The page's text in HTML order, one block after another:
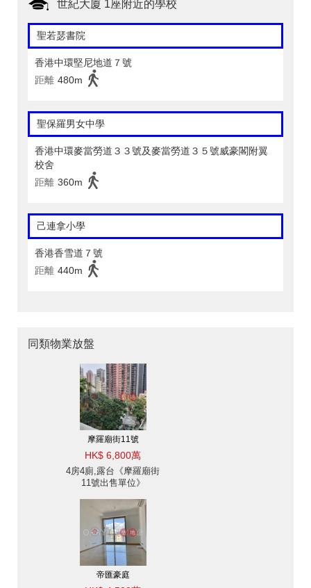
世紀大廈 1座附近的學校
聖若瑟書院
香港中環堅尼地道７號
距離 480m
聖保羅男女中學
香港中環麥當勞道３３號及麥當勞道３５號威豪閣附翼
校舍
距離 360m
己連拿小學
香港香雪道７號
距離 440m
同類物業放盤
摩羅廟街11號
HK$ 6,800萬
4房4廁,露台《摩羅廟街
11號出售單位》
帝匯豪庭